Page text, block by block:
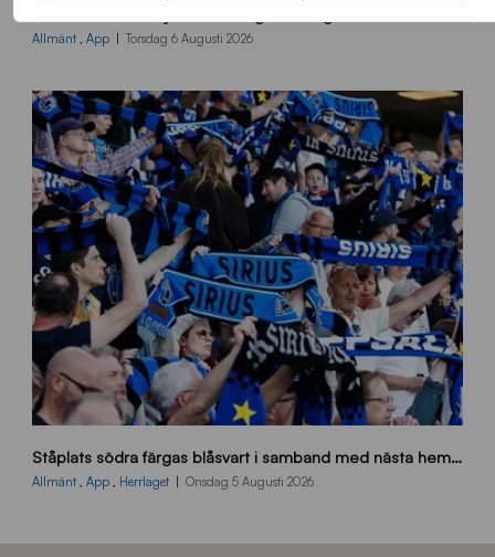
0
0
0
_
E
J
Allmänt , App Torsdag 6 Augusti 2026
ö
d
Ståplats södra färgas blåsvart i samband med nästa hemmamatch
Allmänt App Herrlaget Onsdag 5 Augusti 2026